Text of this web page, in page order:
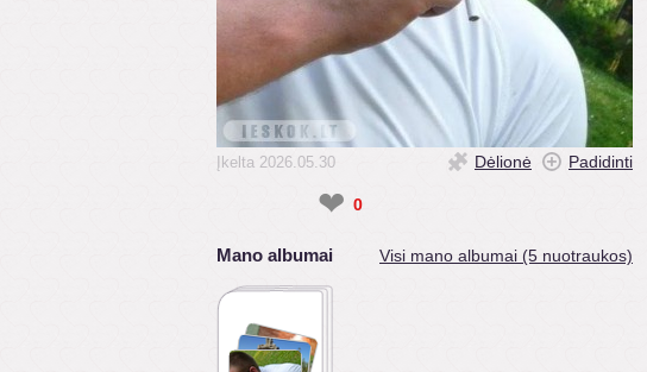
Įkelta 2026.05.30 Dėlionė Padidinti
❤ 0
Mano albumai Visi mano albumai (5 nuotraukos)